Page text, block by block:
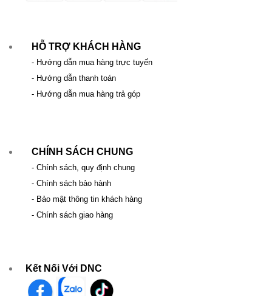
HỖ TRỢ KHÁCH HÀNG
- Hướng dẫn mua hàng trực tuyến
- Hướng dẫn thanh toán
- Hướng dẫn mua hàng trả góp
CHÍNH SÁCH CHUNG
- Chính sách, quy định chung
- Chính sách bảo hành
- Bảo mật thông tin khách hàng
- Chính sách giao hàng
Kết Nối Với DNC